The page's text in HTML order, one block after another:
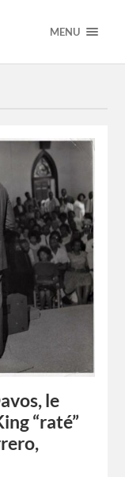
MENU
le
“raté”